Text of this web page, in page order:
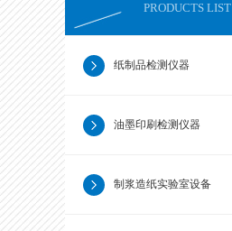
PRODUCTS LIST
纸制品检测仪器
油墨印刷检测仪器
制浆造纸实验室设备